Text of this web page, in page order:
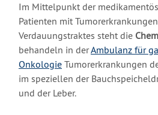
Im Mittelpunkt der
Patienten mit
Verdauungstraktes steht die
behandeln in derAmbulanz für
Onkologie Tumorerkrankungen
im speziellen der
und der Leber.